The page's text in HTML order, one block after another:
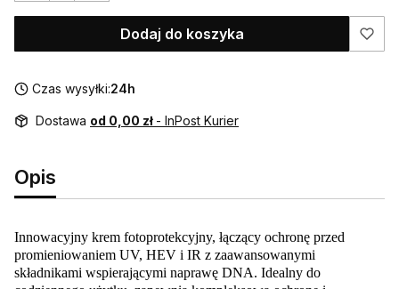
Dodaj do koszyka
Czas wysyłki:24h
Dostawa od 0,00 zł - InPost Kurier
Opis
Innowacyjny krem fotoprotekcyjny, łączący ochronę przed
promieniowaniem UV, HEV i IR z zaawansowanymi
składnikami wspierającymi naprawę DNA. Idealny do